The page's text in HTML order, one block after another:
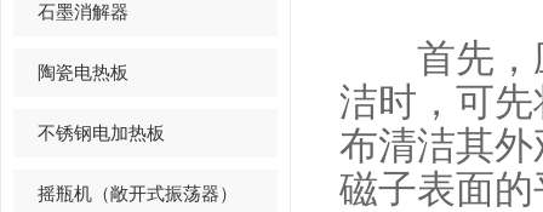
石墨消解器
陶瓷电热板
不锈钢电加热板
摇瓶机（敞开式振荡器）
首先，应
洁时，可
布清洁其
磁子表面